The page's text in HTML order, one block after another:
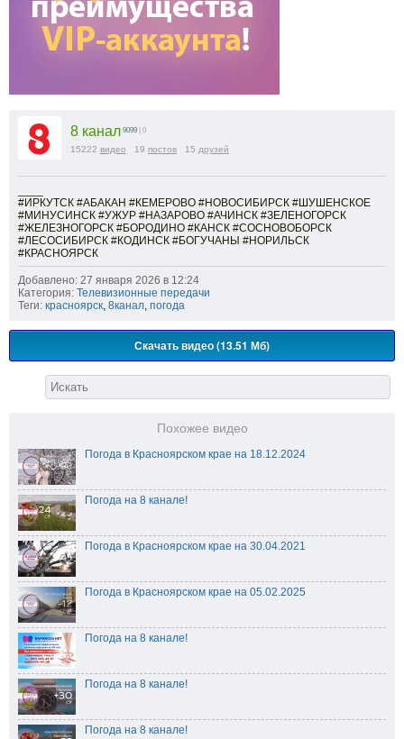
8 канал 9099 | 0
15222 видео 19 постов 15 друзей
#ИРКУТСК #АБАКАН #КЕМЕРОВО #НОВОСИБИРСК #ШУШЕНСКОЕ
#МИНУСИНСК #УЖУР #НАЗАРОВО #АЧИНСК #ЗЕЛЕНОГОРСК
#ЖЕЛЕЗНОГОРСК #БОРОДИНО #КАНСК #СОСНОВОБОРСК
#ЛЕСОСИБИРСК #КОДИНСК #БОГУЧАНЫ #НОРИЛЬСК
#КРАСНОЯРСК
Добавлено: 27 января 2026 в 12:24
Категория: Телевизионные передачи
Теги: красноярск, 8канал, погода
Скачать видео (13.51 Мб)
Похожее видео
Погода в Красноярском крае на 18.12.2024
Погода на 8 канале!
Погода в Красноярском крае на 30.04.2021
Погода в Красноярском крае на 05.02.2025
Погода на 8 канале!
Погода на 8 канале!
Погода на 8 канале!